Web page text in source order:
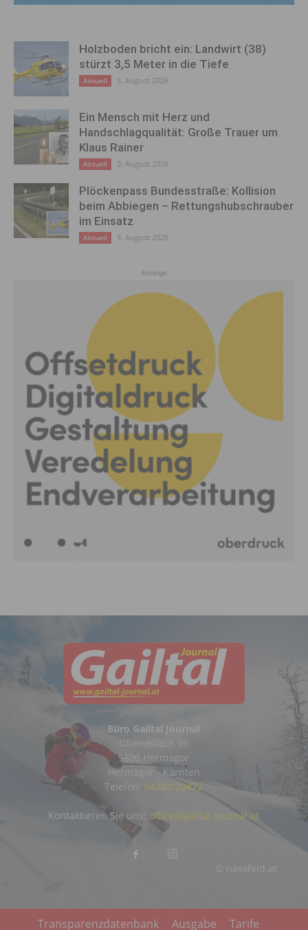
Holzboden bricht ein: Landwirt (38)
stürzt 3,5 Meter in die Tiefe
Aktuell 5. August 2026
Ein Mensch mit Herz und
Handschlagqualität: Große Trauer um
Klaus Rainer
Aktuell 3. August 2026
Plöckenpass Bundesstraße: Kollision
beim Abbiegen – Rettungshubschrauber
im Einsatz
Aktuell 3. August 2026
Anzeige
Büro Gailtal Journal
Obervellach 99
9620 Hermagor
Hermagor - Kärnten
Telefon: 04282/20472
© nassfeld.at
Kontaktieren Sie uns: office@gailtal-journal.at
Transparenzdatenbank Ausgabe Tarife